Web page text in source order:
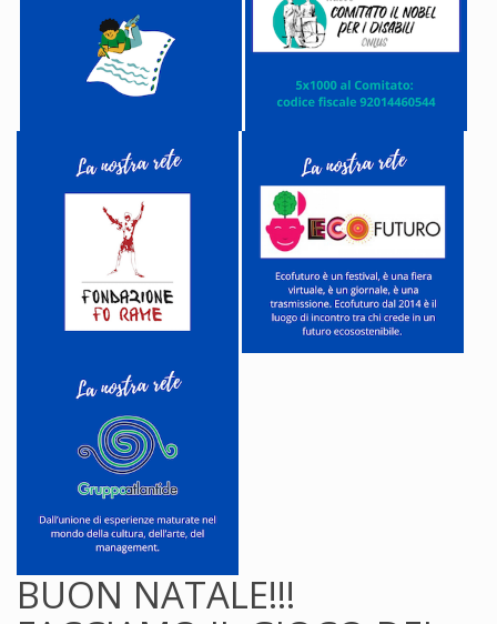
BUON NATALE!!!